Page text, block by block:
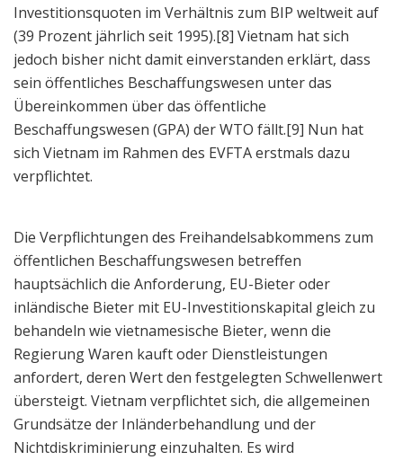
Investitionsquoten im Verhältnis zum BIP weltweit auf
(39 Prozent jährlich seit 1995).[8] Vietnam hat sich
jedoch bisher nicht damit einverstanden erklärt, dass
sein öffentliches Beschaffungswesen unter das
Übereinkommen über das öffentliche
Beschaffungswesen (GPA) der WTO fällt.[9] Nun hat
sich Vietnam im Rahmen des EVFTA erstmals dazu
verpflichtet.
Die Verpflichtungen des Freihandelsabkommens zum
öffentlichen Beschaffungswesen betreffen
hauptsächlich die Anforderung, EU-Bieter oder
inländische Bieter mit EU-Investitionskapital gleich zu
behandeln wie vietnamesische Bieter, wenn die
Regierung Waren kauft oder Dienstleistungen
anfordert, deren Wert den festgelegten Schwellenwert
übersteigt. Vietnam verpflichtet sich, die allgemeinen
Grundsätze der Inländerbehandlung und der
Nichtdiskriminierung einzuhalten. Es wird